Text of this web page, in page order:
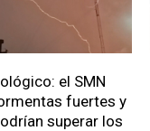
el SMN
fuertes y
superar los